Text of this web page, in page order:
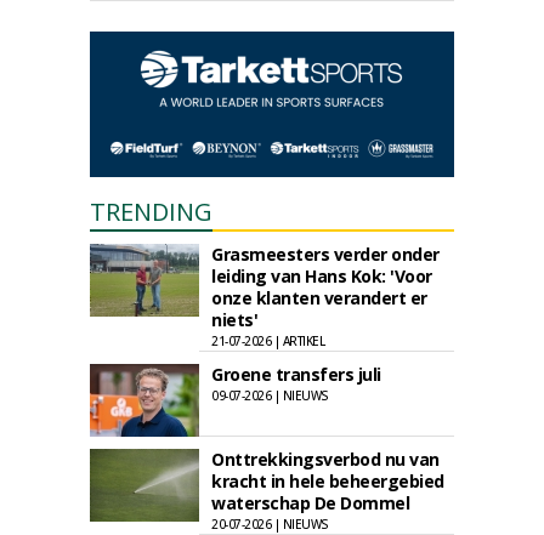
TRENDING
Grasmeesters verder onder
leiding van Hans Kok: 'Voor
onze klanten verandert er
niets'
21-07-2026 | ARTIKEL
Groene transfers juli
09-07-2026 | NIEUWS
Onttrekkingsverbod nu van
kracht in hele beheergebied
waterschap De Dommel
20-07-2026 | NIEUWS